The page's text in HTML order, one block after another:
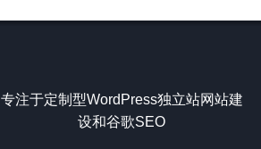
专注于定制型WordPress独立站网站建
设和谷歌SEO